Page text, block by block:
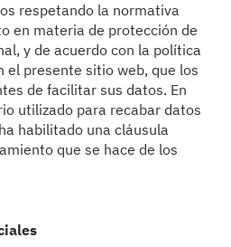
respetando la normativa
en materia de protección de
y de acuerdo con la política
el presente sitio web, que los
de facilitar sus datos. En
utilizado para recabar datos
habilitado una cláusula
que se hace de los